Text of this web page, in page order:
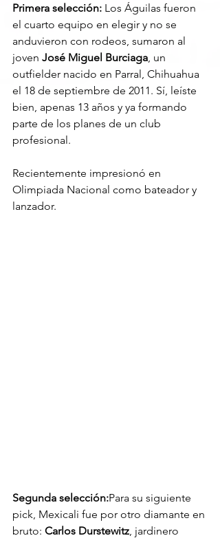
Primera selección: Los Águilas fueron
el cuarto equipo en elegir y no se
anduvieron con rodeos, sumaron al
joven José Miguel Burciaga , un
outfielder nacido en Parral, Chihuahua
el 18 de septiembre de 2011. Sí, leíste
bien, apenas 13 años y ya formando
parte de los planes de un club
profesional.
Recientemente impresionó en
Olimpiada Nacional como bateador y
lanzador.
Segunda selección:Para su siguiente
pick, Mexicali fue por otro diamante en
bruto: Carlos Durstewitz, jardinero